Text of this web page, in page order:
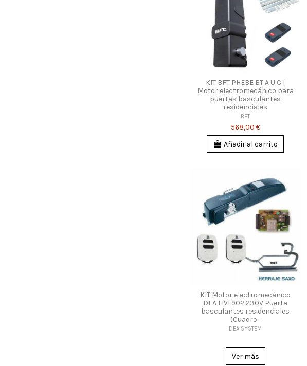
KIT BFT PHEBE BT A U C |
Motor electromecánico para
puertas basculantes
residenciales
BFT
568,00 €
Añadir al carrito
KIT Motor electromecánico
DEA LIVI 902 230V Puerta
basculantes residenciales
(Cuadro...
DEA SYSTEM
Ver más